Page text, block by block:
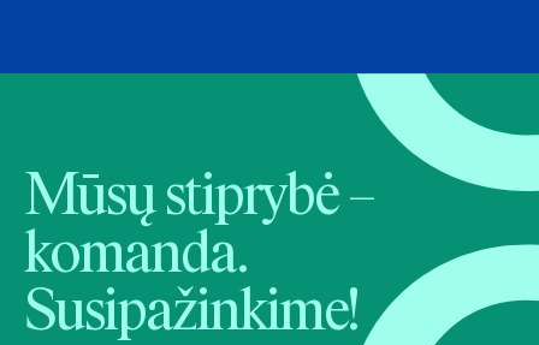
Mūsų stiprybė –
komanda.
Susipažinkime!